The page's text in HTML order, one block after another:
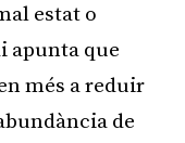
estat o
apunta que
més a reduir
de